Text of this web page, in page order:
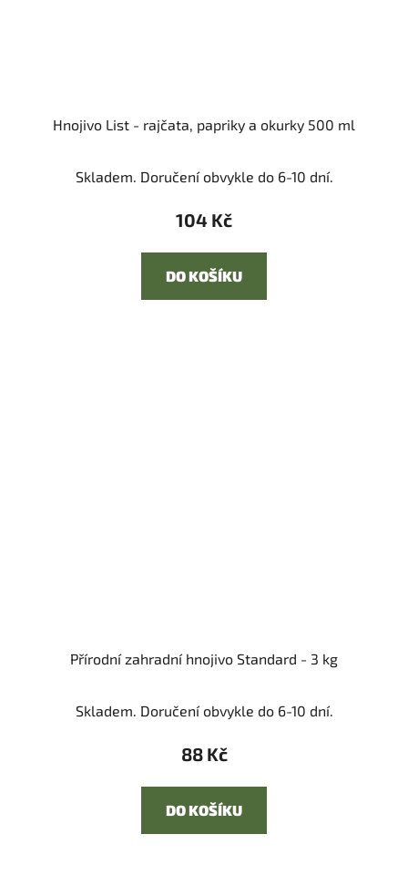
Hnojivo List - rajčata, papriky a okurky 500 ml
Skladem. Doručení obvykle do 6-10 dní.
104 Kč
DO KOŠÍKU
Přírodní zahradní hnojivo Standard - 3 kg
Skladem. Doručení obvykle do 6-10 dní.
88 Kč
DO KOŠÍKU